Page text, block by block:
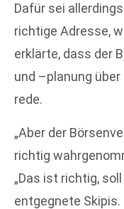
Dafür sei
richtige Adresse,
erklärte, dass der
und –planung
rede.
„Aber der
richtig
„Das ist richtig,
entgegnete